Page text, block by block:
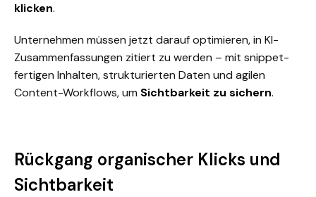
klicken.
Unternehmen müssen jetzt darauf optimieren, in KI-
Zusammenfassungen zitiert zu werden – mit snippet-
fertigen Inhalten, strukturierten Daten und agilen
Content-Workflows, um Sichtbarkeit zu sichern.
Rückgang organischer Klicks und
Sichtbarkeit